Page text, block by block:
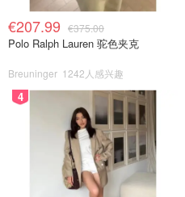
€207.99 €375.00
Polo Ralph Lauren 驼色夹克
Breuninger 1242人感兴趣
4